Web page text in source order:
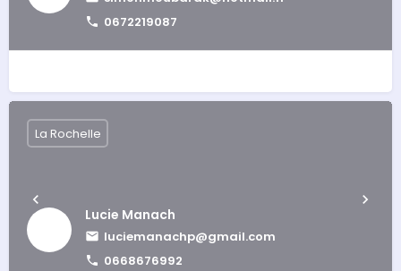
0672219087
Lucie Manach
luciemanachp@gmail.com
0668676992
La Rochelle